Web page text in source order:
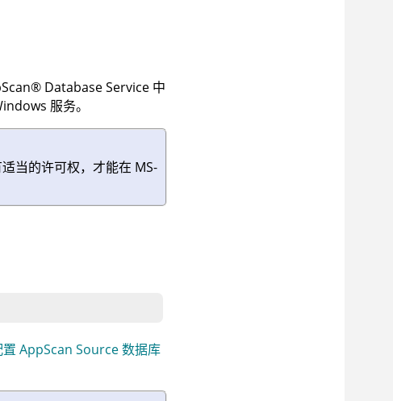
®Database Service中
服务。
当的许可权，才能在 MS-
AppScan Source 数据库